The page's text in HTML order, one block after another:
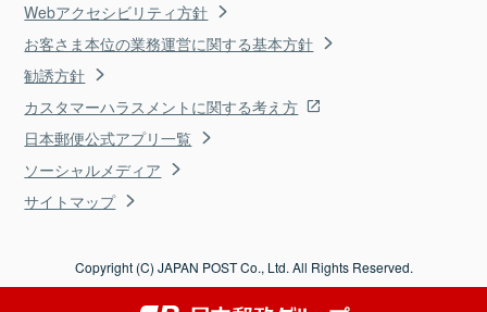
Webアクセシビリティ方針
お客さま本位の業務運営に関する基本方針
勧誘方針
カスタマーハラスメントに関する考え方
日本郵便公式アプリ一覧
ソーシャルメディア
サイトマップ
Copyright (C) JAPAN POST Co., Ltd. All Rights Reserved.